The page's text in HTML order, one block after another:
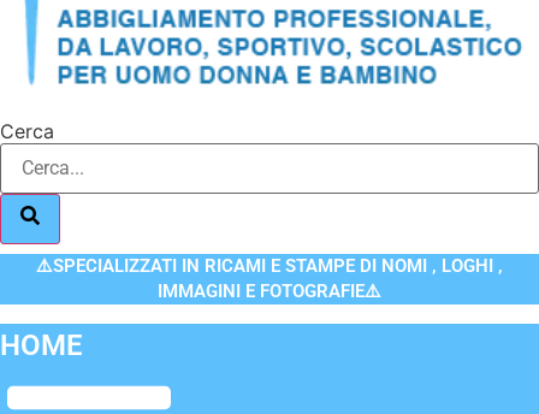
Cerca
⚠️SPECIALIZZATI IN RICAMI E STAMPE DI NOMI , LOGHI ,
IMMAGINI E FOTOGRAFIE⚠️
HOME
Flyout